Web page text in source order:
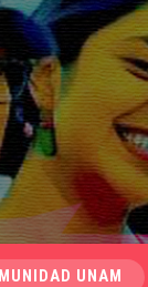
UNAM